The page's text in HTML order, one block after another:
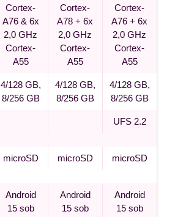
Cortex-
A76 & 6x
2,0 GHz
Cortex-
A55
Cortex-
A78 + 6x
2,0 GHz
Cortex-
A55
Cortex-
A76 + 6x
2,0 GHz
Cortex-
A55
4/128 GB,
8/256 GB
4/128 GB,
8/256 GB
4/128 GB,
8/256 GB
UFS 2.2
microSD microSD microSD
Android
15 sob
Android
15 sob
Android
15 sob